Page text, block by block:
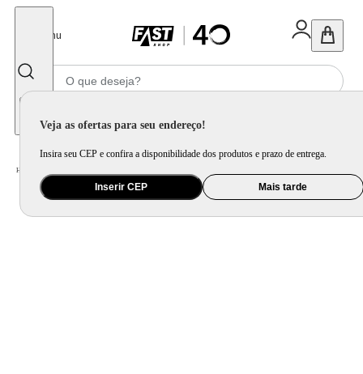
Menu
Veja as ofertas para seu endereço!
Insira seu CEP e confira a disponibilidade dos produtos e prazo de entrega.
Inserir CEP Mais tarde
Home